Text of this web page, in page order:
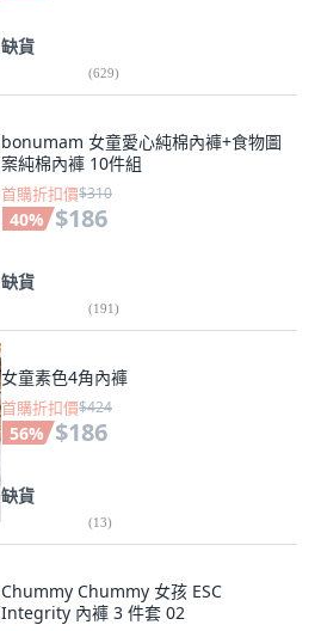
缺貨
(629)
bonumam 女童愛心純棉內褲+食物圖
案純棉內褲 10件組
首購折扣價$310
40% $186
缺貨
(191)
女童素色4角內褲
首購折扣價$424
56% $186
缺貨
(13)
Chummy Chummy 女孩 ESC
Integrity 內褲 3 件套 02